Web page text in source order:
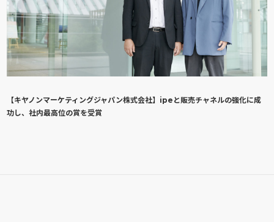
【キヤノンマーケティングジャパン株式会社】ipeと販売チャネルの強化に成
功し、社内最高位の賞を受賞